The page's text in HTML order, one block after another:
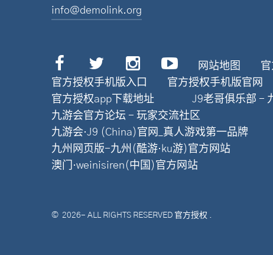
info@demolink.org
网站地图
官方授权手机版入口
官方授权手机版官网
官方授权app下载地址
J9老哥俱乐部 -
九游会官方论坛 - 玩家交流社区
九游会·J9 (China)官网_真人游戏第一品牌
九州网页版-九州(酷游·ku游)官方网站
澳门·weinisiren(中国)官方网站
© 2026- ALL RIGHTS RESERVED 官方授权 .